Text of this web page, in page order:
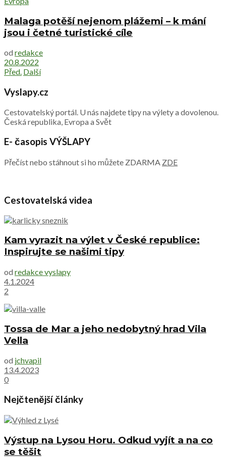
Malaga potěší nejenom plážemi – k mání
jsou i četné turistické cíle
od redakce
20.8.2022
Před. Další
Vyslapy.cz
Cestovatelský portál. U nás najdete tipy na výlety a dovolenou.
Česká republika, Evropa a Svět
E- časopis VÝŠLAPY
Přečíst nebo stáhnout si ho můžete ZDARMA ZDE
Cestovatelská videa
Kam vyrazit na výlet v České republice:
Inspirujte se našimi tipy
od redakce vyslapy
4.1.2024
2
Tossa de Mar a jeho nedobytný hrad Vila
Vella
od jchvapil
13.4.2023
0
Nejčtenější články
Výstup na Lysou Horu. Odkud vyjít a na co
se těšit